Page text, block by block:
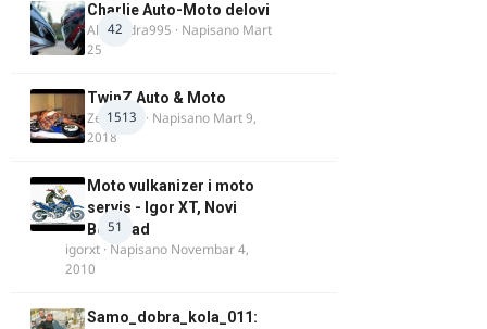
42
Charlie Auto-Moto delovi
Alexandra995 · Napisano Mart
25
1513
TwinZ Auto & Moto
Zeljkamp · Napisano Mart 9,
2018
51
Moto vulkanizer i moto
servis - Igor XT, Novi
Beograd
igorxt · Napisano Novembar 4,
2010
Samo_dobra_kola_011: